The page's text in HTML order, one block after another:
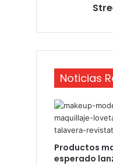
n
i
b
r
e
Noticias
Productos
esperado